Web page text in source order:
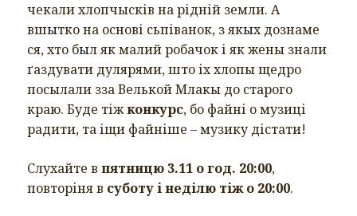
чекали хлопчысків на рідній земли. А
вшытко на основі сьпіванок, з якых дознаме
ся, хто был як малий робачок і як жены знали
ґаздувати дулярями, што іх хлопы щедро
посылали зза Велькой Млакы до старого
краю. Буде тіжконкурс, бо файні о музиці
радити, та іщи файніше – музику дістати!
Слухайте впятницю 3.11 о год. 20:00,
повторіня в суботу і неділю тіж о 20:00.